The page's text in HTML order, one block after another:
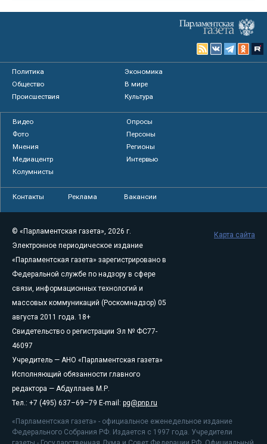
Политика
Экономика
Общество
В мире
Происшествия
Культура
Видео
Опросы
Фото
Персоны
Мнения
Регионы
Медиацентр
Интервью
Колумнисты
Контакты Реклама Вакансии
© «Парламентская газета», 2026 г.
Электронное периодическое издание
«Парламентская газета» зарегистрировано в
Федеральной службе по надзору в сфере
связи, информационных технологий и
массовых коммуникаций (Роскомнадзор) 05
августа 2011 года. 18+
Свидетельство о регистрации Эл № ФС77-
46097
Учредитель — АНО «Парламентская газета»
Исполняющий обязанности главного
редактора — Абдуллаев М.Р.
Тел.: +7 (495) 637–69–79 E-mail: pg@pnp.ru
«Парламентская газета» - официальное еженедельное издание
Федерального Собрания РФ. Издается с 1997 года. Учредители
Карта сайта